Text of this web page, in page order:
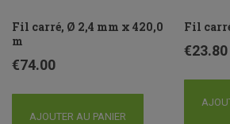
Fil carré, Ø 2,4 mm x 420,0
m
€74.00
AJOUTER AU PANIER
Fil
€23.80